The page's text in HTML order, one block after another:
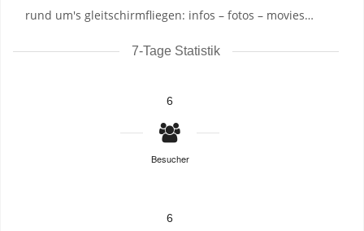
rund um's gleitschirmfliegen: infos – fotos – movies…
7-Tage Statistik
6
Besucher
6